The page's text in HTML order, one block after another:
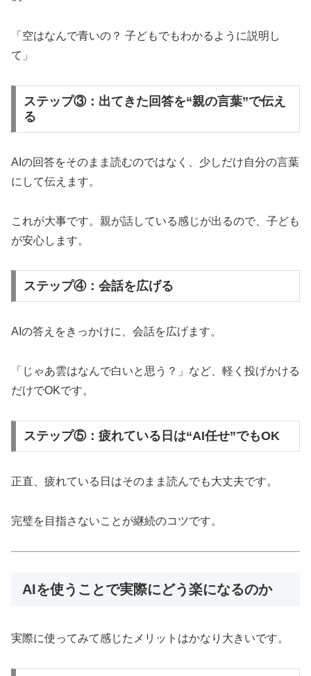
「空はなんで青いの？ 子どもでもわかるように説明し
て」
ステップ③：出てきた回答を“親の言葉”で伝え
る
AIの回答をそのまま読むのではなく、少しだけ自分の言葉
にして伝えます。
これが大事です。親が話している感じが出るので、子ども
が安心します。
ステップ④：会話を広げる
AIの答えをきっかけに、会話を広げます。
「じゃあ雲はなんで白いと思う？」など、軽く投げかける
だけでOKです。
ステップ⑤：疲れている日は“AI任せ”でもOK
正直、疲れている日はそのまま読んでも大丈夫です。
完璧を目指さないことが継続のコツです。
AIを使うことで実際にどう楽になるのか
実際に使ってみて感じたメリットはかなり大きいです。